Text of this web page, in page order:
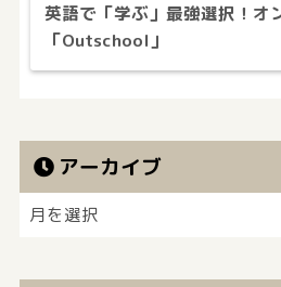
英語で「学ぶ」最強選択！オ
「Outschool」
アーカイブ